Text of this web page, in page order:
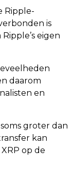
Ripple-
is
eigen
daarom
en
groter dan
kan
op de